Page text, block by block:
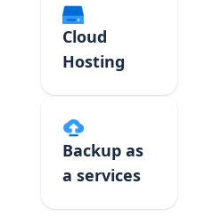
Cloud
Hosting
Backup as
a services